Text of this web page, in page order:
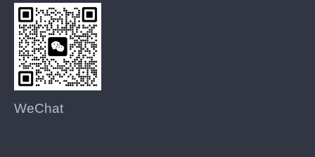
WeChat